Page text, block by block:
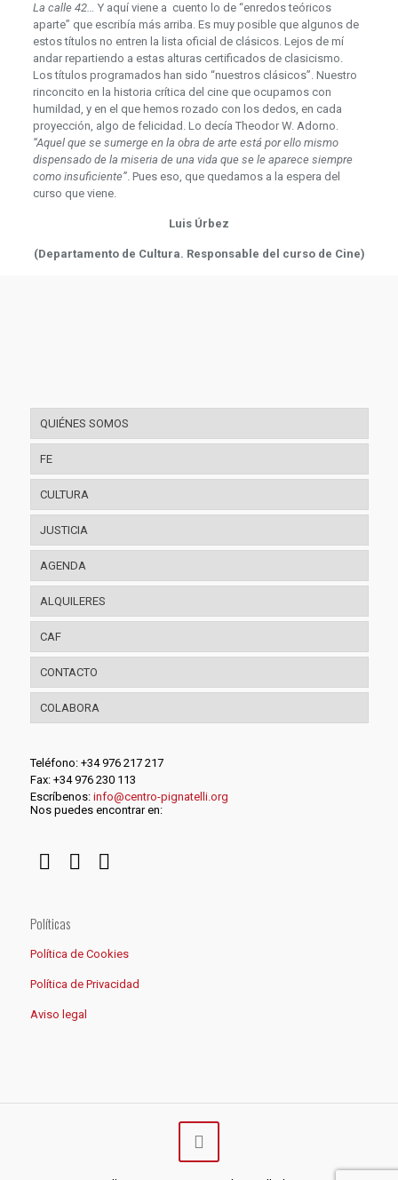
La calle 42…Y aquí viene a cuento lo de “enredos teóricos
aparte” que escribía más arriba. Es muy posible que algunos de
estos títulos no entren la lista oficial de clásicos. Lejos de mí
andar repartiendo a estas alturas certificados de clasicismo.
Los títulos programados han sido “nuestros clásicos”. Nuestro
rinconcito en la historia crítica del cine que ocupamos con
humildad, y en el que hemos rozado con los dedos, en cada
proyección, algo de felicidad. Lo decía Theodor W. Adorno.
“Aquel que se sumerge en la obra de arte está por ello mismo
dispensado de la miseria de una vida que se le aparece siempre
como insuficiente”. Pues eso, que quedamos a la espera del
curso que viene.
Luis Úrbez
(Departamento de Cultura. Responsable del curso de Cine)
QUIÉNES SOMOS
FE
CULTURA
JUSTICIA
AGENDA
ALQUILERES
CAF
CONTACTO
COLABORA
Teléfono: +34 976 217 217
Fax: +34 976 230 113
Escríbenos: info@centro-pignatelli.org
Nos puedes encontrar en:
Políticas
Política de Cookies
Política de Privacidad
Aviso legal